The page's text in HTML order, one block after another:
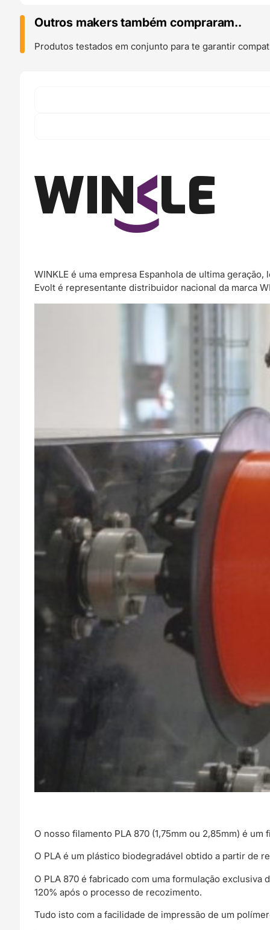
(Amostra)
Blanco
Glaciar
Outros makers também compraram..
Produtos testados em conjunto para te garantir
WINKLE é uma empresa Espanhola de ultima
Evolt é representante distribuidor nacional da marca
O nosso filamento PLA 870 (1,75mm ou 2,85mm) é
O PLA é um plástico biodegradável obtido a partir de
O PLA 870 é fabricado com uma formulação
120% após o processo de recozimento.
Tudo isto com a facilidade de impressão de um